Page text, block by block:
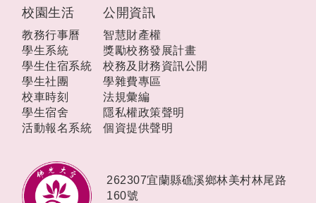
校園生活
教務行事曆
學生系統
學生住宿系統
學生社團
校車時刻
學生宿舍
活動報名系統
公開資訊
智慧財產權
獎勵校務發展計畫
校務及財務資訊公開
學雜費專區
法規彙編
隱私權政策聲明
個資提供聲明
262307宜蘭縣礁溪鄉林美村林尾路
160號